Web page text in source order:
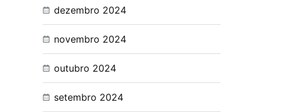
dezembro 2024
novembro 2024
outubro 2024
setembro 2024